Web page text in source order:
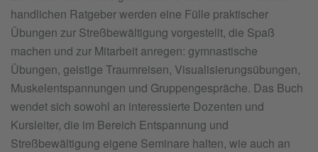
handlichen Ratgeber werden eine Fülle praktischer
Übungen zur Streßbewältigung vorgestellt, die Spaß
machen und zur Mitarbeit anregen: gymnastische
Übungen, geistige Traumreisen, Visualisierungsübungen,
Muskelentspannungen und Gruppengespräche. Das Buch
wendet sich sowohl an interessierte Dozenten und
Kursleiter, die im Bereich Entspannung und
Streßbewältigung eigene Seminare halten, wie auch an